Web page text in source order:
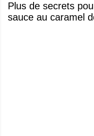
Plus de secrets
sauce au caramel